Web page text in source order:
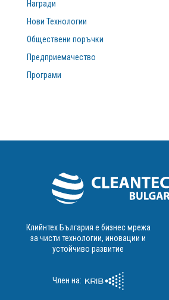
Награди
Нови Технологии
Обществени поръчки
Предприемачество
Програми
Клийнтех България е бизнес мрежа
за чисти технологии, иновации и
устойчиво развитие
Член на: